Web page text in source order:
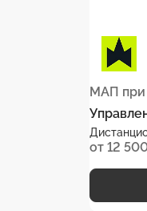
от 12